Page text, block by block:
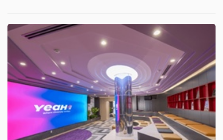
giả
(-)
Báo
cáo
phân